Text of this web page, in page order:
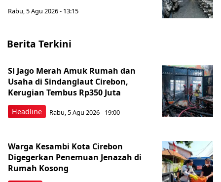
Rabu, 5 Agu 2026 - 13:15
Berita Terkini
Headline
Si Jago Merah Amuk Rumah dan
Usaha di Sindanglaut Cirebon,
Kerugian Tembus Rp350 Juta
Rabu, 5 Agu 2026 - 19:00
Warga Kesambi Kota Cirebon
Digegerkan Penemuan Jenazah di
Rumah Kosong